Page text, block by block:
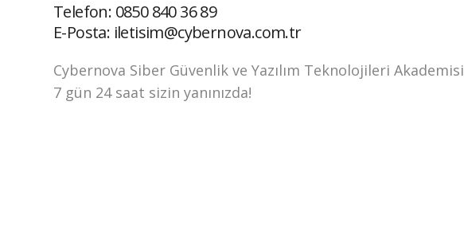
Telefon: 0850 840 36 89
E-Posta: iletisim@cybernova.com.tr
Cybernova Siber Güvenlik ve Yazılım Teknolojileri Akademisi
7 gün 24 saat sizin yanınızda!